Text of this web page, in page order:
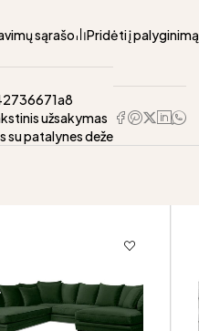
sąrašo Pridėti į palyginimą
užsakymas
su patalynes deže